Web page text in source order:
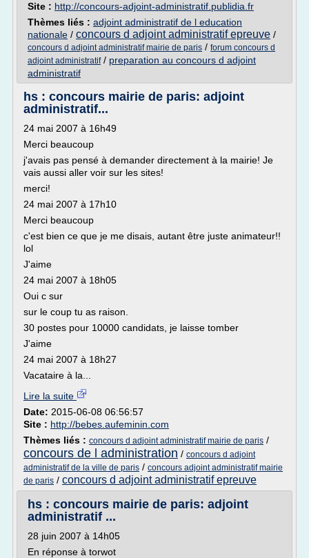
Site : http://concours-adjoint-administratif.publidia.fr
Thèmes liés : adjoint administratif de l education
nationale / concours d adjoint administratif epreuve /
concours d adjoint administratif mairie de paris / forum concours d
adjoint administratif/ preparation au concours d adjoint
administratif
hs : concours mairie de paris: adjoint
administratif...
24 mai 2007 à 16h49
Merci beaucoup
j'avais pas pensé à demander directement à la mairie! Je
vais aussi aller voir sur les sites!
merci!
24 mai 2007 à 17h10
Merci beaucoup
c'est bien ce que je me disais, autant être juste animateur!!
lol
J'aime
24 mai 2007 à 18h05
Oui c sur
sur le coup tu as raison.
30 postes pour 10000 candidats, je laisse tomber
J'aime
24 mai 2007 à 18h27
Vacataire à la...
Lire la suite
Date: 2015-06-08 06:56:57
Site : http://bebes.aufeminin.com
Thèmes liés : concours d adjoint administratif mairie de paris /
concours de l administration / concours d adjoint
administratif de la ville de paris / concours adjoint administratif mairie
de paris / concours d adjoint administratif epreuve
hs : concours mairie de paris: adjoint
administratif ...
28 juin 2007 à 14h05
En réponse à torwot